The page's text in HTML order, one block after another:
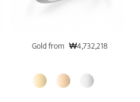
Gold from ₩4,732,218